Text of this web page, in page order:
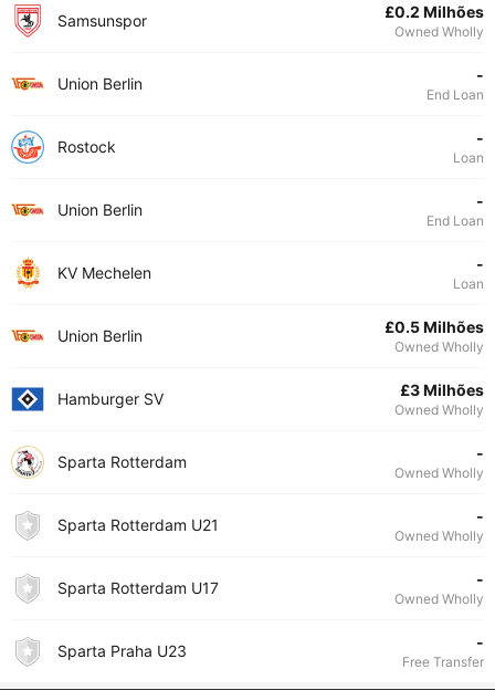
Samsunspor £0.2 Milhões
Owned Wholly
Union Berlin -
End Loan
Rostock -
Loan
Union Berlin -
End Loan
KV Mechelen -
Loan
Union Berlin £0.5 Milhões
Owned Wholly
Hamburger SV £3 Milhões
Owned Wholly
Sparta Rotterdam -
Owned Wholly
Sparta Rotterdam U21 -
Owned Wholly
Sparta Rotterdam U17 -
Owned Wholly
Sparta Praha U23 -
Free Transfer